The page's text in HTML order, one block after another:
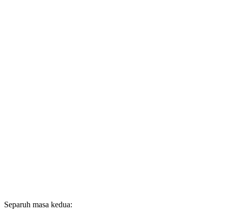
Separuh masa kedua: